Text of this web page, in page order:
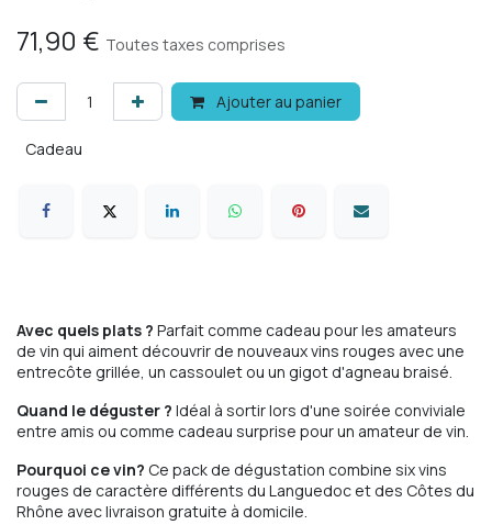
71,90 € Toutes taxes comprises
Ajouter au panier
Cadeau
Avec quels plats ? Parfait comme cadeau pour les amateurs
de vin qui aiment découvrir de nouveaux vins rouges avec une
entrecôte grillée, un cassoulet ou un gigot d'agneau braisé.
Quand le déguster ? Idéal à sortir lors d'une soirée conviviale
entre amis ou comme cadeau surprise pour un amateur de vin.
Pourquoi ce vin? Ce pack de dégustation combine six vins
rouges de caractère différents du Languedoc et des Côtes du
Rhône avec livraison gratuite à domicile.